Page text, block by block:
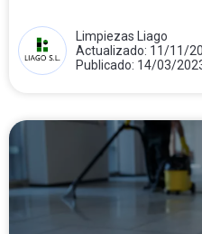
Limpiezas Liago
Actualizado: 11/11/
Publicado: 14/03/